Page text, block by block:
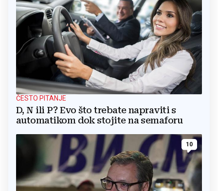
ČESTO PITANJE
D, N ili P? Evo što trebate napraviti s
automatikom dok stojite na semaforu
10